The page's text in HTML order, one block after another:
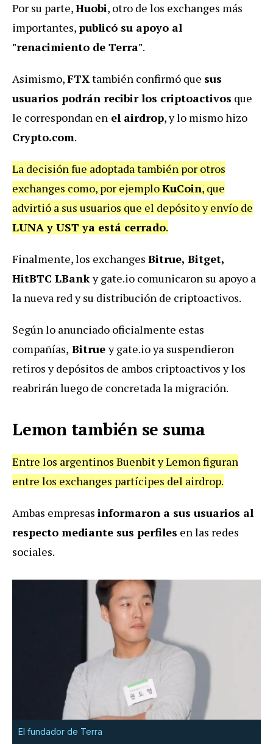
Por su parte,Huobi, otro de los exchanges más
importantes,publicó su apoyo al
"renacimiento de Terra".
Asimismo,FTXtambién confirmó que sus
usuarios podrán recibir los criptoactivos que
le correspondan en el airdrop, y lo mismo hizo
Crypto.com.
La decisión fue adoptada también por otros
exchanges como, por ejemploKuCoin, que
advirtió a sus usuarios que el depósito y envío de
LUNA y UST ya está cerrado.
Finalmente, los exchanges Bitrue, Bitget,
HitBTC LBanky gate.io comunicaron su apoyo a
la nueva red y su distribución de criptoactivos.
Según lo anunciado oficialmente estas
compañías, Bitruey gate.io ya suspendieron
retiros y depósitos de ambos criptoactivos y los
reabrirán luego de concretada la migración.
Lemon también se suma
Entre los argentinos Buenbit y Lemon figuran
entre los exchanges partícipes del airdrop.
Ambas empresas informaron a sus usuarios al
respecto mediante sus perfiles en las redes
sociales.
El fundador de Terra